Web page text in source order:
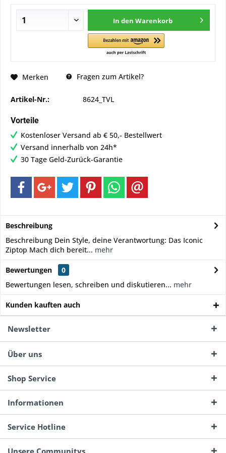
In den Warenkorb
Merken Fragen zum Artikel?
Artikel-Nr.: 8624_TVL
Vorteile
Kostenloser Versand ab € 50,- Bestellwert
Versand innerhalb von 24h*
30 Tage Geld-Zurück-Garantie
Beschreibung
Beschreibung Dein Style, deine Verantwortung: Das Iconic
Ziptop Mach dich bereit... mehr
Bewertungen
0
Bewertungen lesen, schreiben und diskutieren... mehr
Kunden kauften auch
Newsletter
Über uns
Shop Service
Informationen
Service Hotline
Unsere Communitys